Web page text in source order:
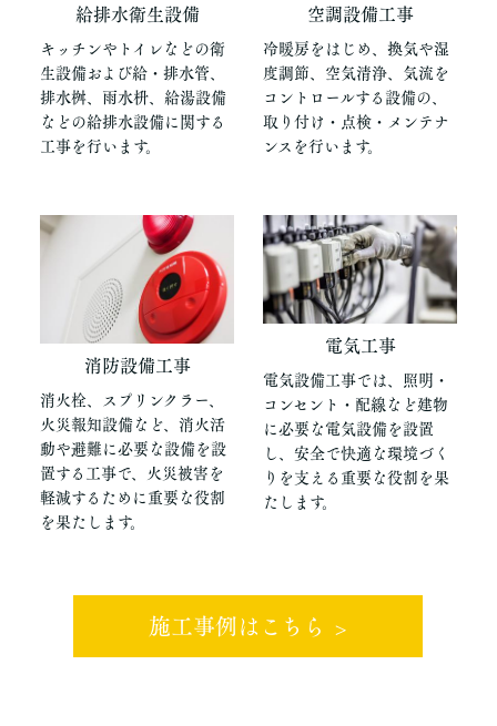
給排水衛生設備
キッチンやトイレなどの衛
生設備および給・排水管、
排水桝、雨水枡、給湯設備
などの給排水設備に関する
工事を行います。
空調設備工事
冷暖房をはじめ、換気や湿
度調節、空気清浄、気流を
コントロールする設備の、
取り付け・点検・メンテナ
ンスを行います。
消防設備工事
消火栓、スプリンクラー、
火災報知設備など、消火活
動や避難に必要な設備を設
置する工事で、火災被害を
軽減するために重要な役割
を果たします。
電気工事
電気設備工事では、照明・
コンセント・配線など建物
に必要な電気設備を設置
し、安全で快適な環境づく
りを支える重要な役割を果
たします。
施工事例はこちら